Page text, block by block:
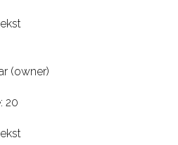
(owner)
20